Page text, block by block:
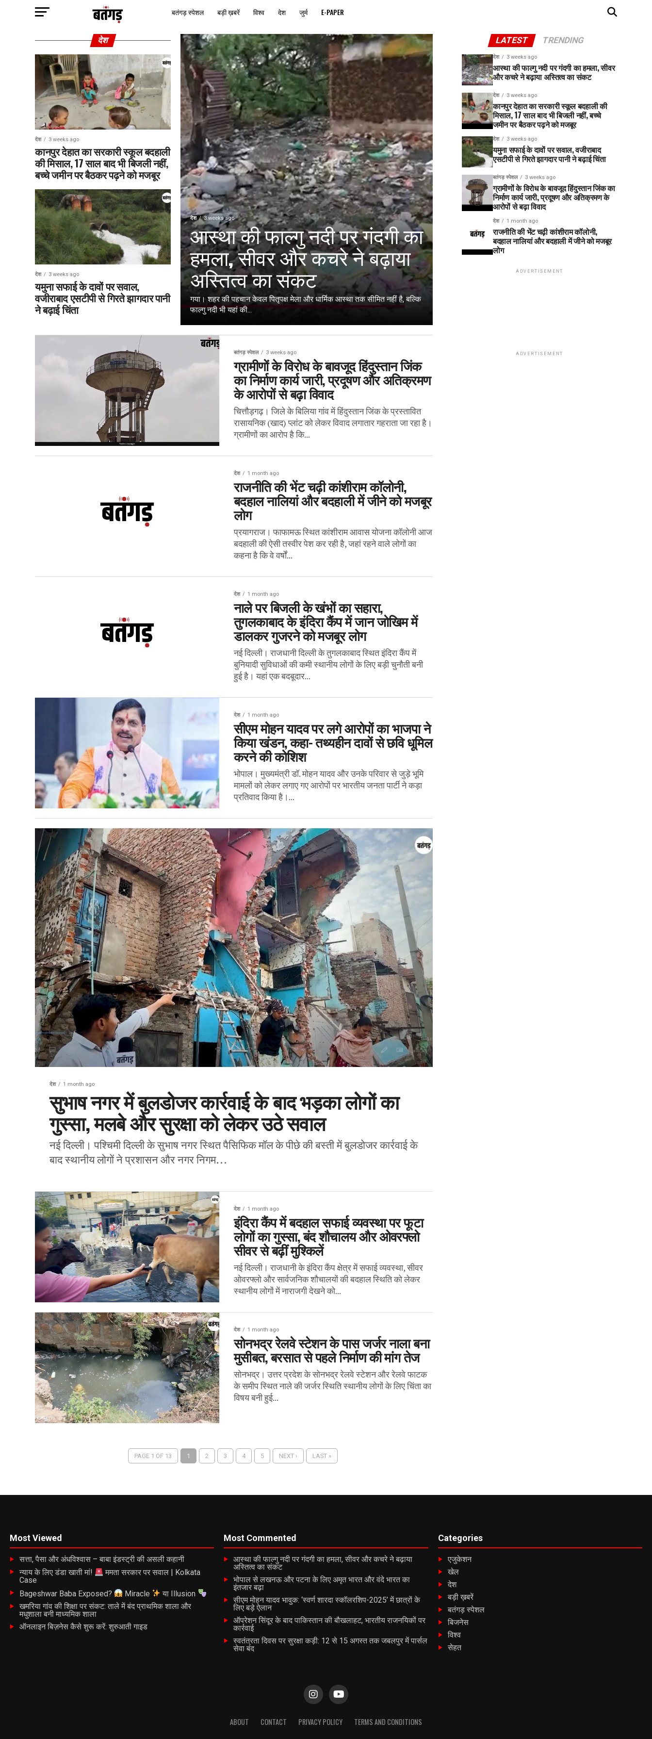
बतंगड़ स्पेशल बड़ी ख़बरें विश्व देश जुर्म E-PAPER
देश 3 weeks ago
आस्था की फाल्गु नदी पर गंदगी का
हमला, सीवर और कचरे ने बढ़ाया
अस्तित्व का संकट
गया। शहर की पहचान केवल पितृपक्ष मेला और धार्मिक आस्था तक सीमित नहीं है, बल्कि
फाल्गु नदी भी यहां की...
देश
देश 3 weeks ago
कानपुर देहात का सरकारी स्कूल बदहाली
की मिसाल, 17 साल बाद भी बिजली नहीं,
बच्चे जमीन पर बैठकर पढ़ने को मजबूर
देश 3 weeks ago
यमुना सफाई के दावों पर सवाल,
वजीराबाद एसटीपी से गिरते झागदार पानी
ने बढ़ाई चिंता
बतंगड़ स्पेशल 3 weeks ago
ग्रामीणों के विरोध के बावजूद हिंदुस्तान जिंक
का निर्माण कार्य जारी, प्रदूषण और अतिक्रमण
के आरोपों से बढ़ा विवाद
चित्तौड़गढ़। जिले के बिलिया गांव में हिंदुस्तान जिंक के प्रस्तावित
रासायनिक (खाद) प्लांट को लेकर विवाद लगातार गहराता जा रहा है।
ग्रामीणों का आरोप है कि...
देश 1 month ago
राजनीति की भेंट चढ़ी कांशीराम कॉलोनी,
बदहाल नालियां और बदहाली में जीने को मजबूर
लोग
प्रयागराज। फाफामऊ स्थित कांशीराम आवास योजना कॉलोनी आज
बदहाली की ऐसी तस्वीर पेश कर रही है, जहां रहने वाले लोगों का
कहना है कि वे वर्षों...
देश 1 month ago
नाले पर बिजली के खंभों का सहारा,
तुगलकाबाद के इंदिरा कैंप में जान जोखिम में
डालकर गुजरने को मजबूर लोग
नई दिल्ली। राजधानी दिल्ली के तुगलकाबाद स्थित इंदिरा कैंप में
बुनियादी सुविधाओं की कमी स्थानीय लोगों के लिए बड़ी चुनौती बनी
हुई है। यहां एक बदबूदार...
देश 1 month ago
सीएम मोहन यादव पर लगे आरोपों का भाजपा ने
किया खंडन, कहा- तथ्यहीन दावों से छवि धूमिल
करने की कोशिश
भोपाल। मुख्यमंत्री डॉ. मोहन यादव और उनके परिवार से जुड़े भूमि
मामलों को लेकर लगाए गए आरोपों पर भारतीय जनता पार्टी ने कड़ा
प्रतिवाद किया है।...
देश 1 month ago
सुभाष नगर में बुलडोजर कार्रवाई के बाद भड़का लोगों का
गुस्सा, मलबे और सुरक्षा को लेकर उठे सवाल
नई दिल्ली। पश्चिमी दिल्ली के सुभाष नगर स्थित पैसिफिक मॉल के पीछे की बस्ती में बुलडोजर कार्रवाई के
बाद स्थानीय लोगों ने प्रशासन और नगर निगम...
देश 1 month ago
इंदिरा कैंप में बदहाल सफाई व्यवस्था पर फूटा
लोगों का गुस्सा, बंद शौचालय और ओवरफ्लो
सीवर से बढ़ीं मुश्किलें
नई दिल्ली। राजधानी के इंदिरा कैंप क्षेत्र में सफाई व्यवस्था, सीवर
ओवरफ्लो और सार्वजनिक शौचालयों की बदहाल स्थिति को लेकर
स्थानीय लोगों में नाराजगी देखने को...
देश 1 month ago
सोनभद्र रेलवे स्टेशन के पास जर्जर नाला बना
मुसीबत, बरसात से पहले निर्माण की मांग तेज
सोनभद्र। उत्तर प्रदेश के सोनभद्र रेलवे स्टेशन और रेलवे फाटक
के समीप स्थित नाले की जर्जर स्थिति स्थानीय लोगों के लिए चिंता का
विषय बनी हुई...
PAGE 1 OF 13 1 2 3 4 5 NEXT › LAST »
LATEST TRENDING
देश 3 weeks ago
आस्था की फाल्गु नदी पर गंदगी का हमला, सीवर
और कचरे ने बढ़ाया अस्तित्व का संकट
देश 3 weeks ago
कानपुर देहात का सरकारी स्कूल बदहाली की
मिसाल, 17 साल बाद भी बिजली नहीं, बच्चे
जमीन पर बैठकर पढ़ने को मजबूर
देश 3 weeks ago
यमुना सफाई के दावों पर सवाल, वजीराबाद
एसटीपी से गिरते झागदार पानी ने बढ़ाई चिंता
बतंगड़ स्पेशल 3 weeks ago
ग्रामीणों के विरोध के बावजूद हिंदुस्तान जिंक का
निर्माण कार्य जारी, प्रदूषण और अतिक्रमण के
आरोपों से बढ़ा विवाद
देश 1 month ago
राजनीति की भेंट चढ़ी कांशीराम कॉलोनी,
बदहाल नालियां और बदहाली में जीने को मजबूर
लोग
ADVERTISEMENT
ADVERTISEMENT
Most Viewed
सत्ता, पैसा और अंधविश्वास – बाबा इंडस्ट्री की असली कहानी
न्याय के लिए डंडा खाती मां!
ममता सरकार पर सवाल | Kolkata
Case
Bageshwar Baba Exposed?
Miracle
या Illusion
खमरिया गांव की शिक्षा पर संकट: ताले में बंद प्राथमिक शाला और
मधुशाला बनी माध्यमिक शाला
ऑनलाइन बिज़नेस कैसे शुरू करें: शुरुआती गाइड
Most Commented
आस्था की फाल्गु नदी पर गंदगी का हमला, सीवर और कचरे ने बढ़ाया
अस्तित्व का संकट
भोपाल से लखनऊ और पटना के लिए अमृत भारत और वंदे भारत का
इंतजार बढ़ा
सीएम मोहन यादव भावुक: ‘स्वर्ण शारदा स्कॉलरशिप-2025’ में छात्रों के
लिए बड़े ऐलान
ऑपरेशन सिंदूर के बाद पाकिस्तान की बौखलाहट, भारतीय राजनयिकों पर
कार्रवाई
स्वतंत्रता दिवस पर सुरक्षा कड़ी: 12 से 15 अगस्त तक जबलपुर में पार्सल
सेवा बंद
Categories
एजुकेशन
खेल
देश
बड़ी ख़बरें
बतंगड़ स्पेशल
बिजनेस
विश्व
सेहत
ABOUT CONTACT PRIVACY POLICY TERMS AND CONDITIONS